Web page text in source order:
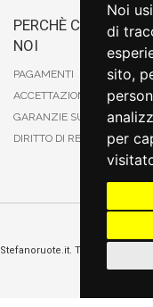
Noi
di
sito,
per
PERCHÈ COMPRARE
NOI
PAGAMENTI
ACCETTAZIONE DEGLI
GARANZIE SUI PRODOTTI
DIRITTO DI RECESSO
Stefanoruote.it. Tutti i diritti